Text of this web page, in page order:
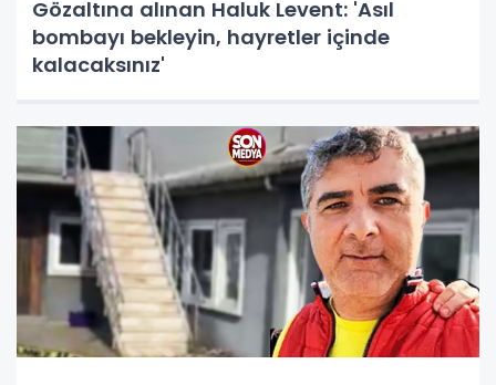
Gözaltına alınan Haluk Levent: 'Asıl
bombayı bekleyin, hayretler içinde
kalacaksınız'